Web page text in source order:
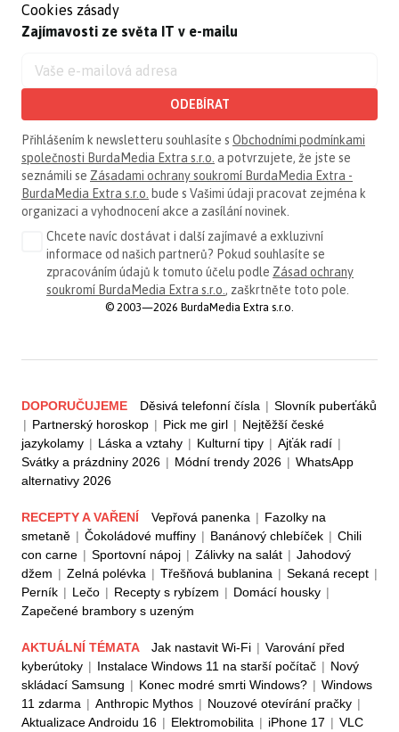
Cookies zásady
Zajímavosti ze světa IT v e-mailu
ODEBÍRAT
Přihlášením k newsletteru souhlasíte s Obchodními podmínkami
společnosti BurdaMedia Extra s.r.o. a potvrzujete, že jste se
seznámili se Zásadami ochrany soukromí BurdaMedia Extra -
BurdaMedia Extra s.r.o. bude s Vašimi údaji pracovat zejména k
organizaci a vyhodnocení akce a zasílání novinek.
Chcete navíc dostávat i další zajímavé a exkluzivní
informace od našich partnerů? Pokud souhlasíte se
zpracováním údajů k tomuto účelu podle Zásad ochrany
soukromí BurdaMedia Extra s.r.o. , zaškrtněte toto pole.
© 2003—2026 BurdaMedia Extra s.r.o.
DOPORUČUJEME Děsivá telefonní čísla | Slovník puberťáků
| Partnerský horoskop | Pick me girl | Nejtěžší české
jazykolamy | Láska a vztahy | Kulturní tipy | Ajťák radí |
Svátky a prázdniny 2026 | Módní trendy 2026 | WhatsApp
alternativy 2026
RECEPTY A VAŘENÍ Vepřová panenka | Fazolky na
smetaně | Čokoládové muffiny | Banánový chlebíček | Chili
con carne | Sportovní nápoj | Zálivky na salát | Jahodový
džem | Zelná polévka | Třešňová bublanina | Sekaná recept |
Perník | Lečo | Recepty s rybízem | Domácí housky |
Zapečené brambory s uzeným
AKTUÁLNÍ TÉMATA Jak nastavit Wi-Fi | Varování před
kyberútoky | Instalace Windows 11 na starší počítač | Nový
skládací Samsung | Konec modré smrti Windows? | Windows
11 zdarma | Anthropic Mythos | Nouzové otevírání pračky |
Aktualizace Androidu 16 | Elektromobilita | iPhone 17 | VLC